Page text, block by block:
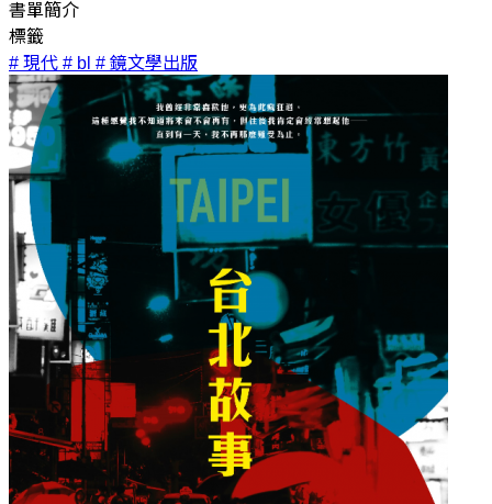
書單簡介
標籤
# 現代 # bl # 鏡文學出版